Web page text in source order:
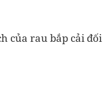
của rau bắp cải đối